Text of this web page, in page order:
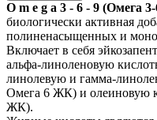
O m e g a 3 - 6 - 9 (Омега
биологически активная
полиненасыщенных и
Включает в себя
альфа-линоленовую
линолевую и гамма-
Омега 6 ЖК) и олеиновую
ЖК).